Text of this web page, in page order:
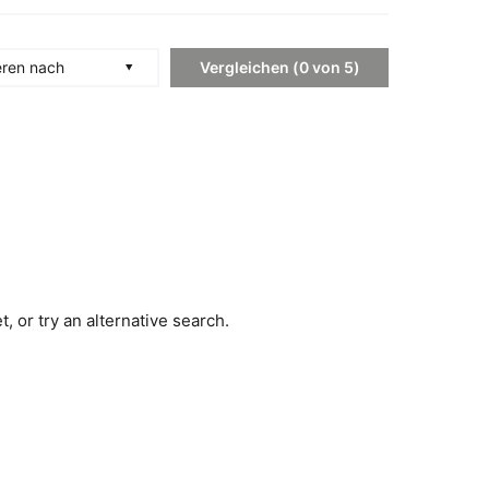
nach Vergleichen (0 von 5)
or try an alternative search.